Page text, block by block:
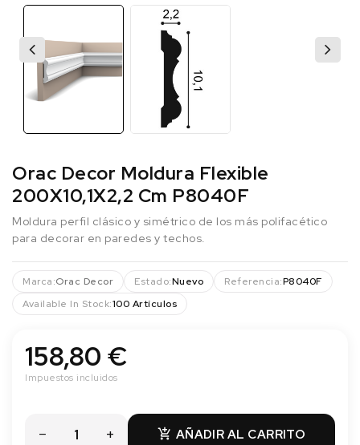
Orac Decor Moldura Flexible
200X10,1X2,2 Cm P8040F
Moldura perfil clásico y simétrico de los más polifacético
para decorar en paredes y techos.
Marca:Orac Decor Estado:Nuevo Referencia:P8040F
Available In Stock:100 Artículos
158,80 €
Impuestos incluidos
 AÑADIR AL CARRITO